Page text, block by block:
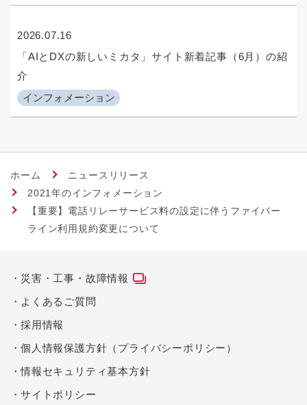
2026.07.16
インフォメーション
「AIとDXの新しいミカタ」サイト新着記事（6月）の紹
介
ホーム
ニュースリリース
2021年のインフォメーション
【重要】電話リレーサービス料の設定に伴うファイバー
ライン利用規約変更について
災害・工事・故障情報
よくあるご質問
採用情報
個人情報保護方針（プライバシーポリシー）
情報セキュリティ基本方針
サイトポリシー